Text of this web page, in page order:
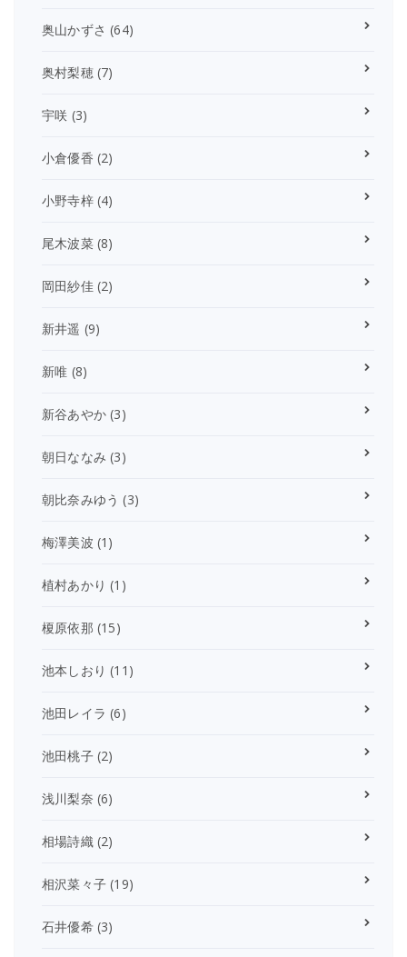
奥山かずさ (64)
奥村梨穂(7)
宇咲 (3)
小倉優香 (2)
小野寺梓(4)
尾木波菜(8)
岡田紗佳(2)
新井遥 (9)
新唯 (8)
新谷あやか (3)
朝日ななみ (3)
朝比奈みゆう (3)
梅澤美波 (1)
植村あかり (1)
榎原依那 (15)
池本しおり (11)
池田レイラ (6)
池田桃子(2)
浅川梨奈 (6)
相場詩織(2)
相沢菜々子 (19)
石井優希(3)